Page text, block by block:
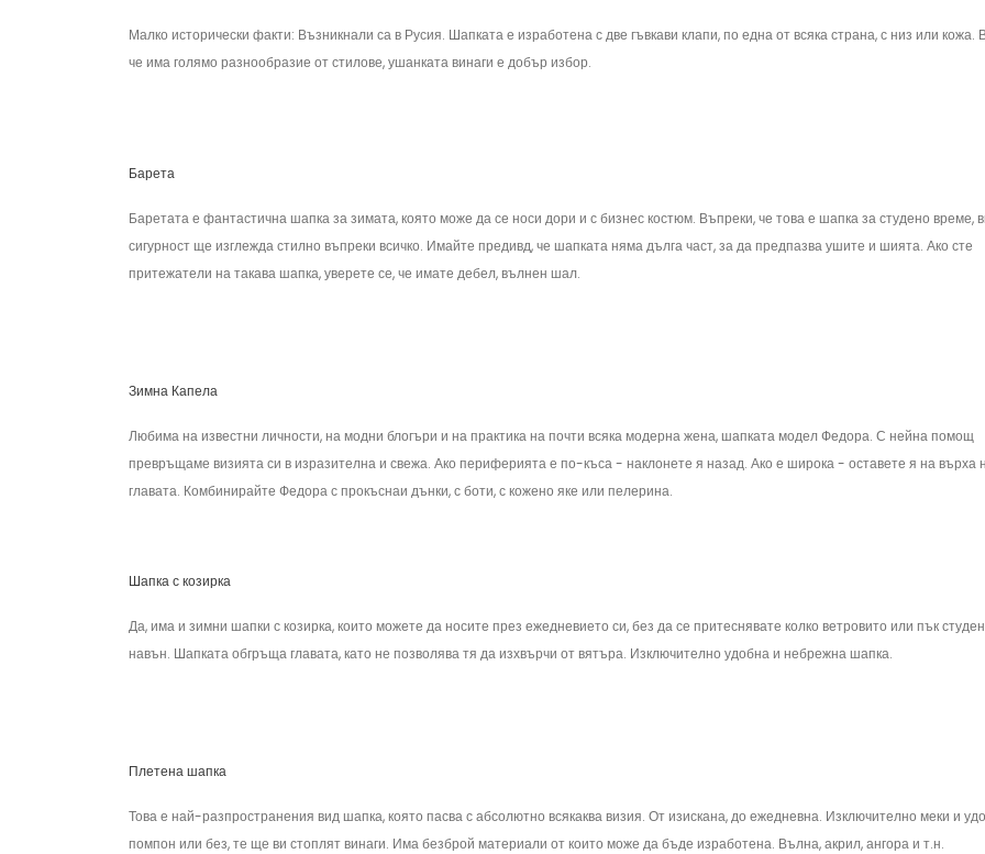
Малко исторически факти: Възникнали са в Русия. Шапката е изработена с две гъвкави клапи, по една от всяка страна, с низ или кожа.
че има голямо разнообразие от стилове, ушанката винаги е добър избор.
Барета
Баретата е фантастична шапка за зимата, която може да се носи дори и с бизнес костюм. Въпреки, че това е шапка за студено време,
сигурност ще изглежда стилно въпреки всичко. Имайте предивд, че шапката няма дълга част, за да предпазва ушите и шията. Ако сте
притежатели на такава шапка, уверете се, че имате дебел, вълнен шал.
Зимна Капела
Любима на известни личности, на модни блогъри и на практика на почти всяка модерна жена, шапката модел Федора. С нейна помощ
превръщаме визията си в изразителна и свежа. Ако периферията е по-къса - наклонете я назад. Ако е широка - оставете я на върха
главата. Комбинирайте Федора с прокъснаи дънки, с боти, с кожено яке или пелерина.
Шапка с козирка
Да, има и зимни шапки с козирка, които можете да носите през ежедневието си, без да се притеснявате колко ветровито или пък
навън. Шапката обгръща главата, като не позволява тя да изхвърчи от вятъра. Изключително удобна и небрежна шапка.
Плетена шапка
Това е най-разпространения вид шапка, която пасва с абсолютно всякаква визия. От изискана, до ежедневна. Изключително меки и
помпон или без, те ще ви стоплят винаги. Има безброй материали от които може да бъде изработена. Вълна, акрил, ангора и т.н.